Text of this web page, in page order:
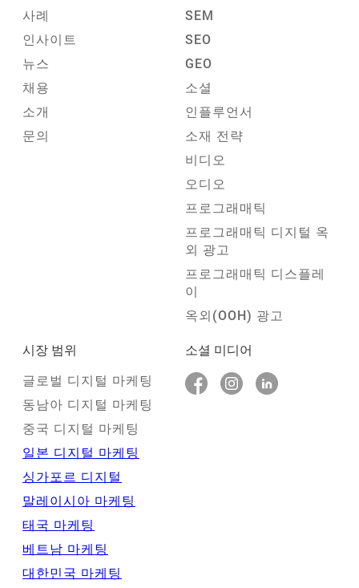
소셜 미디어
사례
인사이트
뉴스
채용
소개
문의
SEM
SEO
GEO
소셜
인플루언서
소재 전략
비디오
오디오
프로그래매틱
프로그래매틱 디지털 옥
외 광고
프로그래매틱 디스플레
이
옥외(OOH) 광고
시장 범위
글로벌 디지털 마케팅
동남아 디지털 마케팅
중국 디지털 마케팅
일본 디지털 마케팅
싱가포르 디지털
말레이시아 마케팅
태국 마케팅
베트남 마케팅
대한민국 마케팅